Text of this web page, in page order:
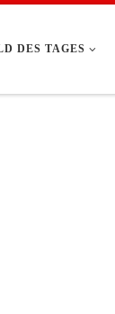
DES TAGES